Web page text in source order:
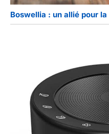
Boswellia : un allié pour